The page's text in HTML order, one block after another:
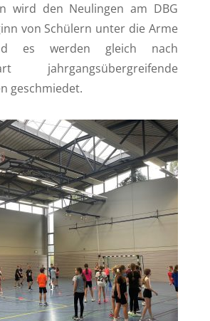
wird den Neulingen am DBG
von Schülern unter die Arme
es werden gleich nach
jahrgangsübergreifende
geschmiedet.